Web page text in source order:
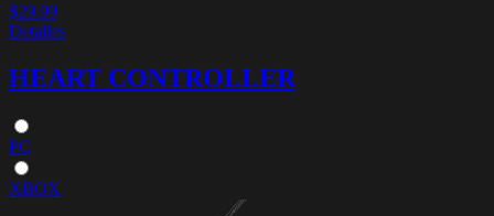
$29.99
Detalles
HEART CONTROLLER
PC
XBOX